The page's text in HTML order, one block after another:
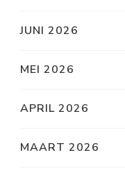
JUNI 2026
MEI 2026
APRIL 2026
MAART 2026